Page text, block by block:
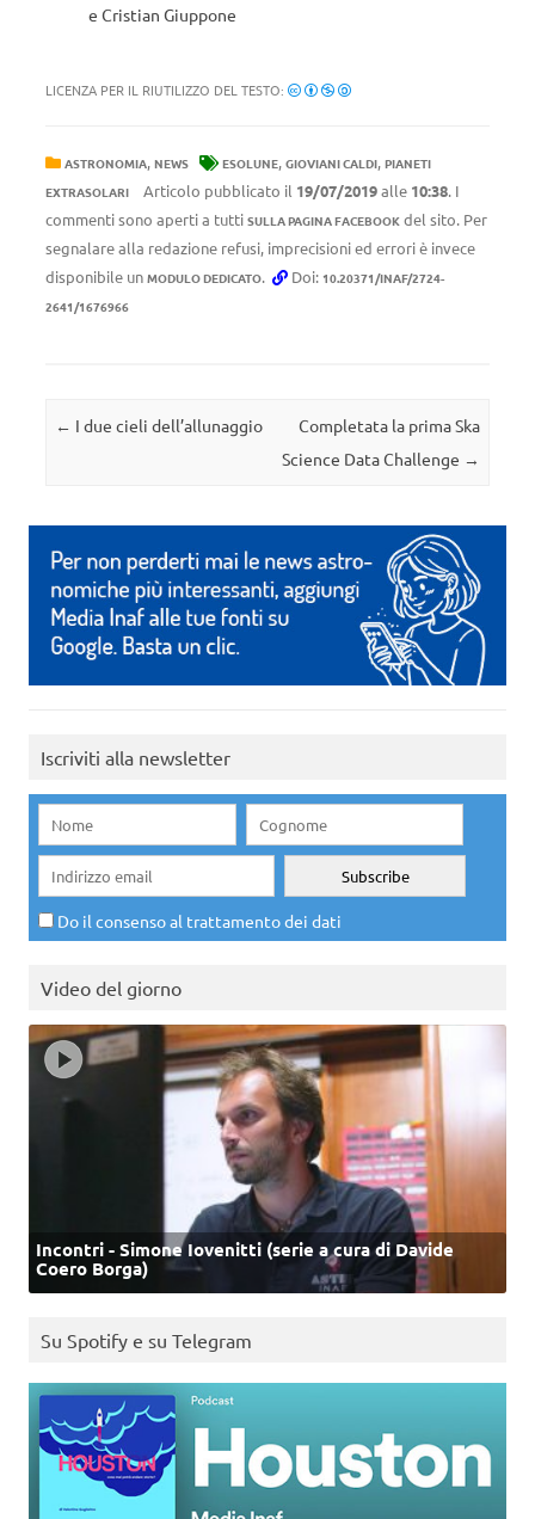
e Cristian Giuppone
LICENZA PER IL RIUTILIZZO DEL TESTO:
ASTRONOMIA, NEWS ESOLUNE, GIOVIANI CALDI, PIANETI
EXTRASOLARI
Articolo pubblicato il 19/07/2019alle 10:38. I
commenti sono aperti a tutti SULLA PAGINA FACEBOOK del sito. Per
segnalare alla redazione refusi, imprecisioni ed errori è invece
disponibile un MODULO DEDICATO. Doi: 10.20371/INAF/2724-
2641/1676966
Navigazione articolo
← I due cieli dell’allunaggio
Completata la prima Ska
Science Data Challenge →
Iscriviti alla newsletter
Do il consenso al trattamento dei dati
Video del giorno
Incontri - Simone Iovenitti (serie a cura di Davide
Coero Borga)
Su Spotify e su Telegram